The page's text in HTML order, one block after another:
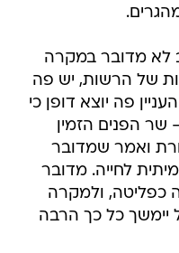
לא מדובר במקרה
של הרשות, יש פה
פה יוצא דופן כי
שר הפנים הזמין
ואמר שמדובר
לחייה. מדובר
כפליטה, ולמקרה
יימשך כל כך הרבה